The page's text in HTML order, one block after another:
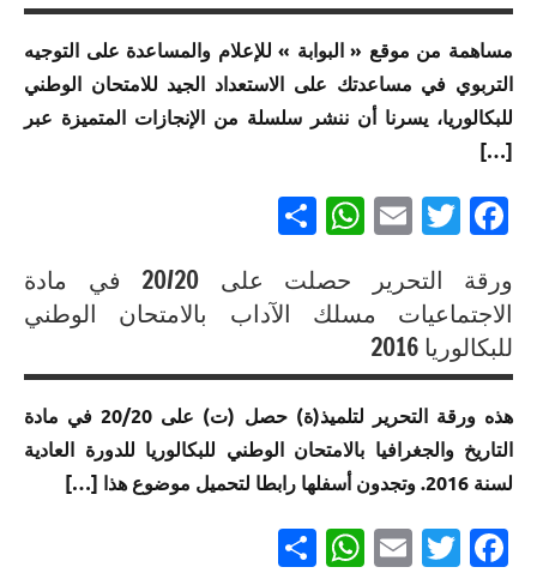
متميزة
في
الموحد
الوطني
للبكالوريا
الآداب
مساهمة من موقع « البوابة » للإعلام والمساعدة على التوجيه
التربوي في مساعدتك على الاستعداد الجيد للامتحان الوطني
للبكالوريا، يسرنا أن ننشر سلسلة من الإنجازات المتميزة عبر
[…]
Facebook
Twitter
Email
WhatsApp
إنجازات
متميزة
في
الموحد
الوطني
للبكالوريا
المسالك
ورقة التحرير حصلت على 20/20 في مادة
الاجتماعيات مسلك الآداب بالامتحان الوطني
للبكالوريا 2016
هذه ورقة التحرير لتلميذ(ة) حصل (ت) على 20/20 في مادة
التاريخ والجغرافيا بالامتحان الوطني للبكالوريا للدورة العادية
لسنة 2016. وتجدون أسفلها رابطا لتحميل موضوع هذا […]
Facebook
Twitter
Email
WhatsApp